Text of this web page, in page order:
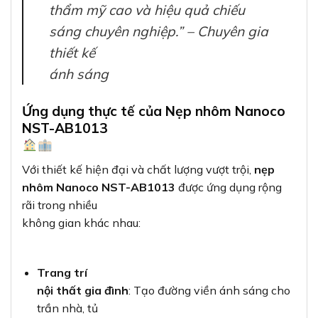
thẩm mỹ cao và hiệu quả chiếu
sáng chuyên nghiệp.” – Chuyên gia
thiết kế
ánh sáng
Ứng dụng thực tế của Nẹp nhôm Nanoco
NST-AB1013
Với thiết kế hiện đại và chất lượng vượt trội, nẹp
nhôm Nanoco NST-AB1013 được ứng dụng rộng
rãi trong nhiều
không gian khác nhau:
Trang trí
nội thất gia đình: Tạo đường viền ánh sáng cho
trần nhà, tủ